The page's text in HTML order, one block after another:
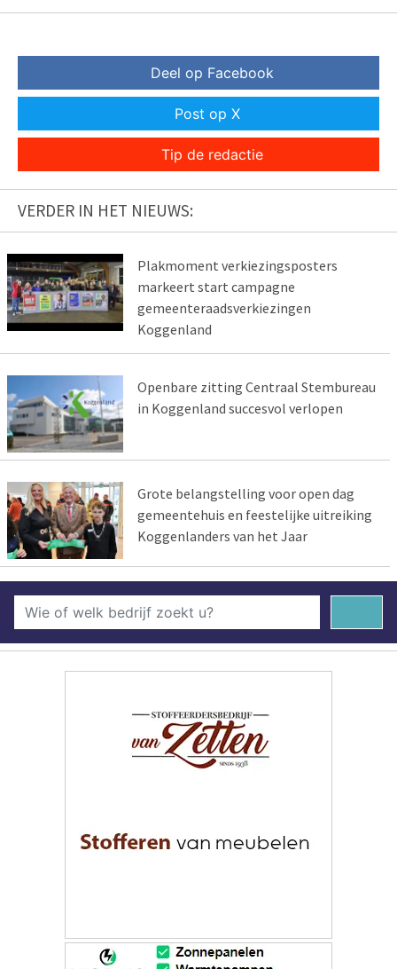
Deel op Facebook
Post op X
Tip de redactie
VERDER IN HET NIEUWS:
Plakmoment verkiezingsposters
markeert start campagne
gemeenteraadsverkiezingen
Koggenland
Openbare zitting Centraal Stembureau
in Koggenland succesvol verlopen
Grote belangstelling voor open dag
gemeentehuis en feestelijke uitreiking
Koggenlanders van het Jaar